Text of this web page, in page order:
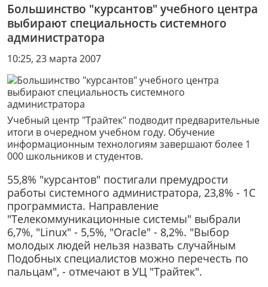
Большинство "курсантов" учебного центра
выбирают специальность системного
администратора
10:25, 23 марта 2007
Учебный центр "Трайтек" подводит предварительные
итоги в очередном учебном году. Обучение
информационным технологиям завершают более 1
000 школьников и студентов.
55,8% "курсантов" постигали премудрости
работы системного администратора, 23,8% - 1С
программиста. Направление
"Телекоммуникационные системы" выбрали
6,7%, "Linux" - 5,5%, "Oracle" - 8,2%. "Выбор
молодых людей нельзя назвать случайным
Подобных специалистов можно перечесть по
пальцам", - отмечают в УЦ "Трайтек".